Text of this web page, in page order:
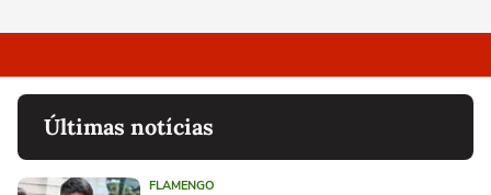
Últimas notícias
FLAMENGO